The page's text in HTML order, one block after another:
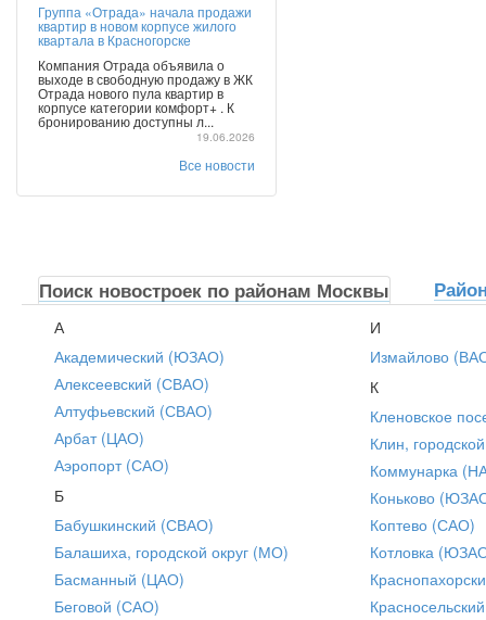
Группа «Отрада» начала продажи
квартир в новом корпусе жилого
квартала в Красногорске
Компания Отрада объявила о
выходе в свободную продажу в ЖК
Отрада нового пула квартир в
корпусе категории комфорт+ . К
бронированию доступны л...
19.06.2026
Все новости
Поиск новостроек по районам Москвы
А
Академический (ЮЗАО)
Алексеевский (СВАО)
Алтуфьевский (СВАО)
Арбат (ЦАО)
Аэропорт (САО)
Б
Бабушкинский (СВАО)
Балашиха, городской округ (МО)
Басманный (ЦАО)
Беговой (САО)
И
Измайлово
К
Кленовское
Клин,
Коммунарка
Коньково
Коптево (САО)
Котловка